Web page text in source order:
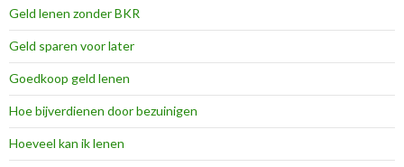
Geld lenen zonder BKR
Geld sparen voor later
Goedkoop geld lenen
Hoe bijverdienen door bezuinigen
Hoeveel kan ik lenen